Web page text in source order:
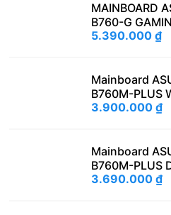
MAINBOARD
B760-G
5.390.000 ₫
Mainboard
B760M-PLUS
3.900.000 ₫
Mainboard
B760M-PLUS
3.690.000 ₫